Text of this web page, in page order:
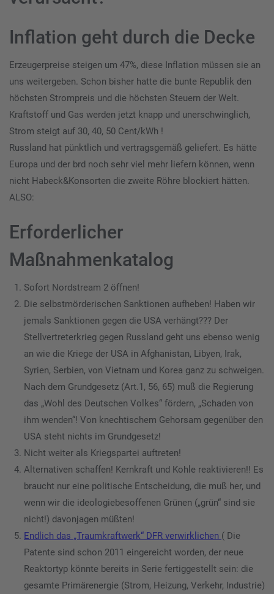
Inflation geht durch die Decke
Erzeugerpreise steigen um 47%, diese Inflation müssen sie an
uns weitergeben. Schon bisher hatte die bunte Republik den
höchsten Strompreis und die höchsten Steuern der Welt.
Kraftstoff und Gas werden jetzt knapp und unerschwinglich,
Strom steigt auf 30, 40, 50 Cent/kWh !
Russland hat pünktlich und vertragsgemäß geliefert. Es hätte
Europa und der brd noch sehr viel mehr liefern können, wenn
nicht Habeck&Konsorten die zweite Röhre blockiert hätten.
ALSO:
Erforderlicher
Maßnahmenkatalog
Sofort Nordstream 2 öffnen!
Die selbstmörderischen Sanktionen aufheben! Haben wir
jemals Sanktionen gegen die USA verhängt??? Der
Stellvertreterkrieg gegen Russland geht uns ebenso wenig
an wie die Kriege der USA in Afghanistan, Libyen, Irak,
Syrien, Serbien, von Vietnam und Korea ganz zu schweigen.
Nach dem Grundgesetz (Art.1, 56, 65) muß die Regierung
das „Wohl des Deutschen Volkes“ fördern, „Schaden von
ihm wenden“! Von knechtischem Gehorsam gegenüber den
USA steht nichts im Grundgesetz!
Nicht weiter als Kriegspartei auftreten!
Alternativen schaffen! Kernkraft und Kohle reaktivieren!! Es
braucht nur eine politische Entscheidung, die muß her, und
wenn wir die ideologiebesoffenen Grünen („grün“ sind sie
nicht!) davonjagen müßten!
Endlich das „Traumkraftwerk“ DFR verwirklichen ( Die
Patente sind schon 2011 eingereicht worden, der neue
Reaktortyp könnte bereits in Serie fertiggestellt sein: die
gesamte Primärenergie (Strom, Heizung, Verkehr, Industrie)